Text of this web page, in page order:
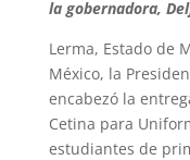
la gobernadora,
Lerma, Estado de
México, la
encabezó la
Cetina para
estudiantes de